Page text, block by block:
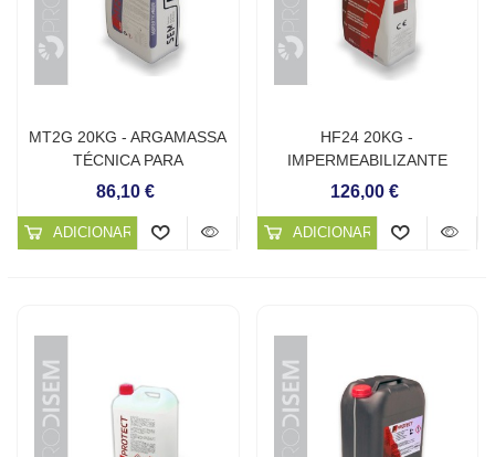
MT2G 20KG - ARGAMASSA
TÉCNICA PARA
REABILITAÇÕES
86,10 €
ADICIONAR AO CARRINHO
HF24 20KG -
IMPERMEABILIZANTE
MONOCOMPONENTE
126,00 €
ADICIONAR AO CARRINHO